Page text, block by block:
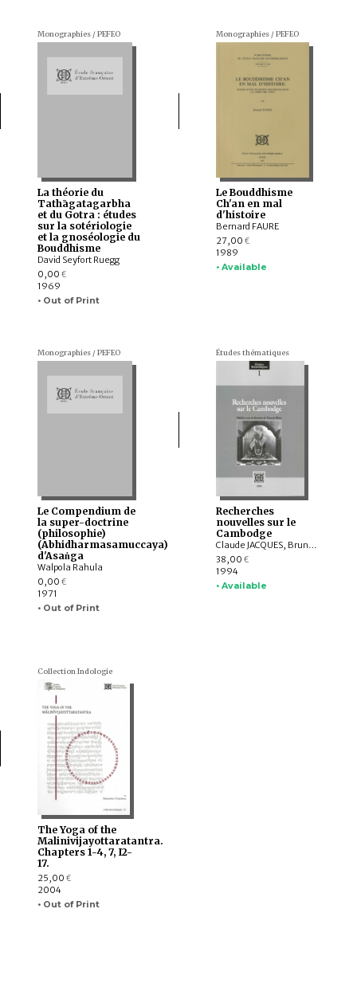
Monographies / PEFEO
La théorie du
Tathāgatagarbha
et du Gotra : études
sur la sotériologie
et la gnoséologie du
Bouddhisme
David Seyfort Ruegg
0,00 €
1969
• Out of Print
Monographies / PEFEO
Le Bouddhisme
Ch'an en mal
d'histoire
Bernard FAURE
27,00 €
1989
• Available
Monographies / PEFEO
Le Compendium de
la super-doctrine
(philosophie)
(Abhidharmasamuccaya)
d'Asaṅga
Walpola Rahula
0,00 €
1971
• Out of Print
Études thématiques
Recherches
nouvelles sur le
Cambodge
Claude JACQUES, Bruno BRUGUIER, Christophe POTTIER, Olivier de BERNON, François BIZOT, François LAGIRARDE, Marie Alexandrine MARTIN, Bruno DAGENS, Michael VICKERY, Catherine BECCHETTI, Christian BAUER, Michel FERLUS, Oskar von Hinüber, Roland MOURER, YANG Baoyun, Raymond BLANADET, Michel BRUNEAU, Louise MARCOTTE, Christiane BLANCOT, Charles GOLDBLUM
38,00 €
1994
• Available
Collection Indologie
The Yoga of the
Malinivijayottaratantra.
Chapters 1-4, 7, I2-
17.
25,00 €
2004
• Out of Print